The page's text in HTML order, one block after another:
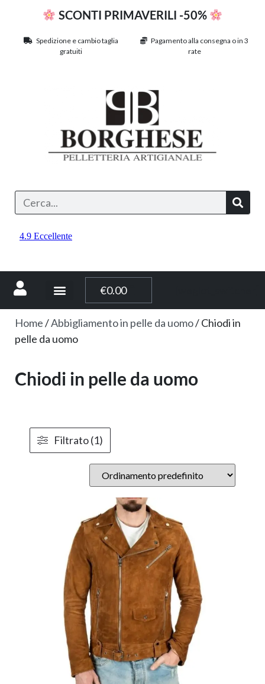
SCONTI PRIMAVERILI -50%
Spedizione e cambio taglia
gratuiti
Pagamento alla consegna o in 3
rate
€0.00
Home/Abbigliamento in pelle da uomo/ Chiodi in
pelle da uomo
Chiodi in pelle da uomo
Filtrato (1)